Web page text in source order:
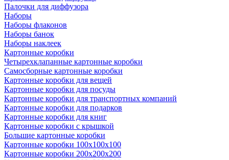
Палочки для диффузора
Наборы
Наборы флаконов
Наборы банок
Наборы наклеек
Картонные коробки
Четырехклапанные картонные коробки
Самосборные картонные коробки
Картонные коробки для вещей
Картонные коробки для посуды
Картонные коробки для транспортных компаний
Картонные коробки для подарков
Картонные коробки для книг
Картонные коробки с крышкой
Большие картонные коробки
Картонные коробки 100x100x100
Картонные коробки 200x200x200